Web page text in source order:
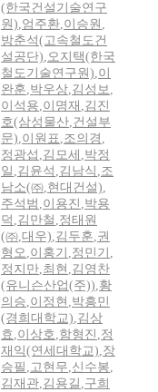
(한국건설기술연구
원),엄주환,이승원 ,
방춘석(고속철도건
설공단),오지택(한국
철도기술연구원),이
완훈,박우상,김성보,
이석용,이명재 ,김진
호(삼성물산,건설부
문),이원표,조의경 ,
정광섭 ,김모세 ,박정
일 ,김윤석 ,김남식 ,조
남소(㈜,현대건설),
주석범 ,이용진 ,박용
덕 ,김만철 ,정태원
(㈜,대우),김두훈,권
형오,이홍기 ,정민기 ,
정지만,최현 ,김영찬
(유니슨산업(주)),황
의승,이정현 ,박흥민
(경희대학교),김상
효 ,이상호,함형진 ,정
재익(연세대학교),장
승필 ,고현무,신수봉,
김재관,김용길 ,구희